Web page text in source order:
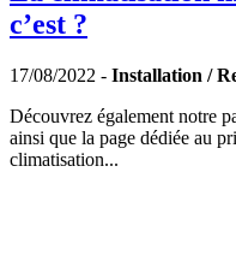
c’est ?
17/08/2022 - Installation /
Découvrez également notre
ainsi que la page dédiée au
climatisation...